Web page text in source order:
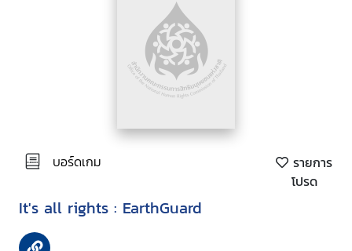
บอร์ดเกม
รายการ
โปรด
It's all rights : EarthGuard